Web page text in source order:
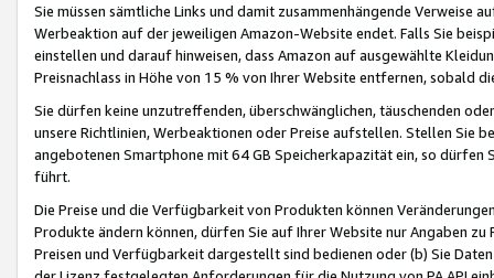
Sie müssen sämtliche Links und damit zusammenhängende
Werbeaktion auf der jeweiligen Amazon-Website endet. Falls Sie
einstellen und darauf hinweisen, dass Amazon auf ausgewählte
Preisnachlass in Höhe von 15 % von Ihrer Website entfernen, sobald
Sie dürfen keine unzutreffenden, überschwänglichen, täuschenden
unsere Richtlinien, Werbeaktionen oder Preise aufstellen. Stellen Sie
angebotenen Smartphone mit 64 GB Speicherkapazität ein, so dürfen
führt.
Die Preise und die Verfügbarkeit von Produkten können
Produkte ändern können, dürfen Sie auf Ihrer Website nur Angaben
Preisen und Verfügbarkeit dargestellt sind bedienen oder (b) Sie